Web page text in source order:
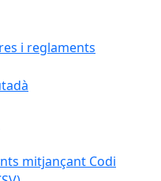
i reglaments
mitjançant Codi